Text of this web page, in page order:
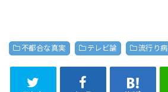
不都合な真実 テレビ論 流行り病